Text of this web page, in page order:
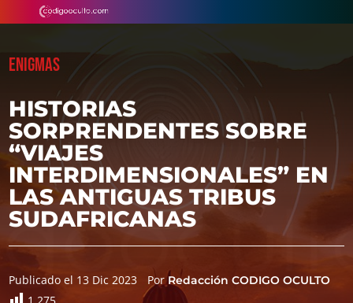
ENIGMAS
HISTORIAS
SORPRENDENTES SOBRE
“VIAJES
INTERDIMENSIONALES” EN
LAS ANTIGUAS TRIBUS
SUDAFRICANAS
Publicado el 13 Dic 2023 PorRedacción CODIGO OCULTO